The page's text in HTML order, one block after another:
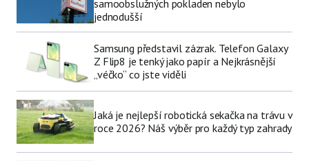
samoobslužných pokladen nebylo
jednodušší
Samsung představil zázrak. Telefon Galaxy
Z Flip8 je tenký jako papír a Nejkrásnější
„véčko“ co jste viděli
Jaká je nejlepší robotická sekačka na trávu v
roce 2026? Náš výběr pro každý typ zahrady